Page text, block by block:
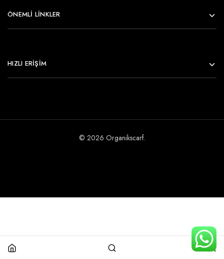
ÖNEMLI LINKLER
HIZLI ERİŞİM
© 2026 Organikscarf.